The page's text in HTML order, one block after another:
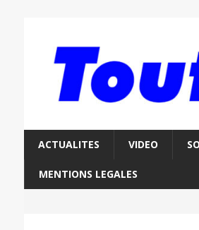
ACTUALITES VIDEO
MENTIONS LEGALES